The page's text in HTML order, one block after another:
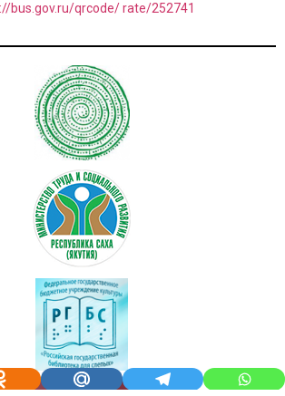
bus.gov.ru/qrcode/ rate/252741